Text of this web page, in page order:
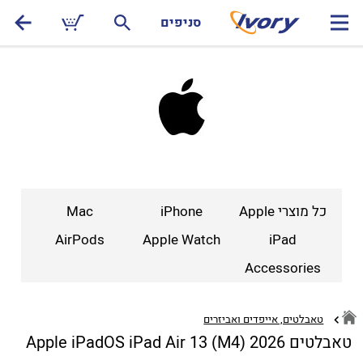
סניפים
כל מוצרי Apple iPhone
Mac
iPad
Apple Watch
AirPods
Accessories
טאבלטים, אייפדים ואביזרים
טאבלטים Apple iPadOS iPad Air 13 (M4) 2026